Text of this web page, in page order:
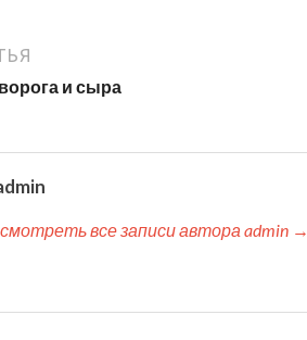
и сыра
все записи автора admin →